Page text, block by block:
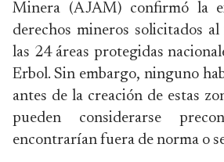
Minera (AJAM) confirmó la
derechos mineros solicitados
las 24 áreas protegidas
Erbol. Sin embargo, ninguno
antes de la creación de estas
pueden considerarse
encontrarían fuera de norma o